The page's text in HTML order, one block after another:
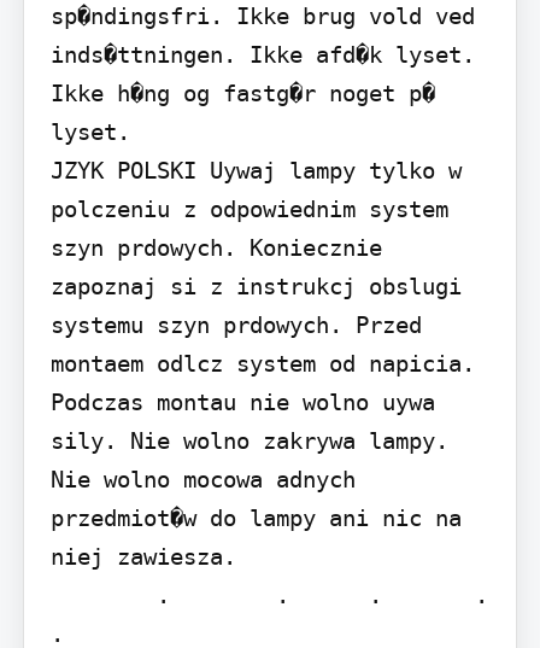
sp�ndingsfri. Ikke brug vold ved
inds�ttningen. Ikke afd�k lyset.
Ikke h�ng og fastg�r noget p�
lyset.
JZYK POLSKI Uywaj lampy tylko w
polczeniu z odpowiednim system
szyn prdowych. Koniecznie
zapoznaj si z instrukcj obslugi
systemu szyn prdowych. Przed
montaem odlcz system od napicia.
Podczas montau nie wolno uywa
sily. Nie wolno zakrywa lampy.
Nie wolno mocowa adnych
przedmiot�w do lampy ani nic na
niej zawiesza.
.